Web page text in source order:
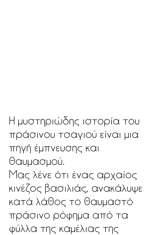
Η μυστηριώδης ιστορία του
πράσινου τσαγιού είναι μια
πηγή έμπνευσης και
θαυμασμού.
Μας λένε ότι ένας αρχαίος
κινέζος βασιλιάς, ανακάλυψε
κατά λάθος το θαυμαστό
πράσινο ρόφημα από τα
φύλλα της καμέλιας της